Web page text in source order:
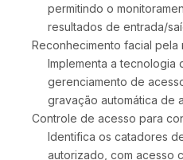
permitindo o
resultados de entrada/
Reconhecimento facial pela
Implementa a tecnologia
gerenciamento de
gravação automática de
Controle de acesso para
Identifica os catadores
autorizado, com acesso